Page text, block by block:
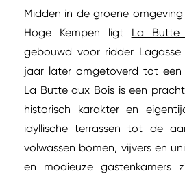
Midden in de groene
Hoge Kempen ligt La Butte
gebouwd voor ridder
jaar later omgetoverd tot een
La Butte aux Bois is een
historisch karakter en
idyllische terrassen tot de
volwassen bomen, vijvers en
en modieuze gastenkamers